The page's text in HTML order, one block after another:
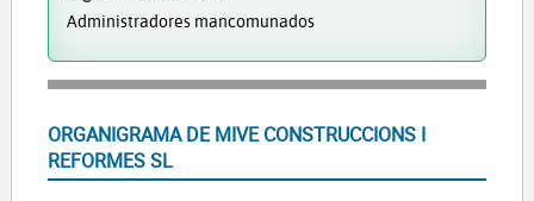
Administradores mancomunados
ORGANIGRAMA DE MIVE CONSTRUCCIONS I
REFORMES SL